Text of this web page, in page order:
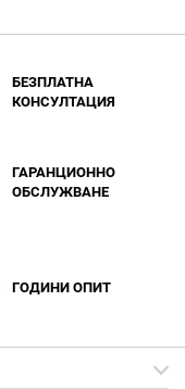
БЕЗПЛАТНА
КОНСУЛТАЦИЯ
ГАРАНЦИОННО
ОБСЛУЖВАНЕ
ГОДИНИ ОПИТ